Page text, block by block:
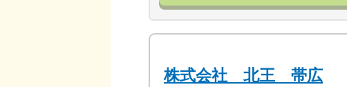
株式会社 北王 帯広